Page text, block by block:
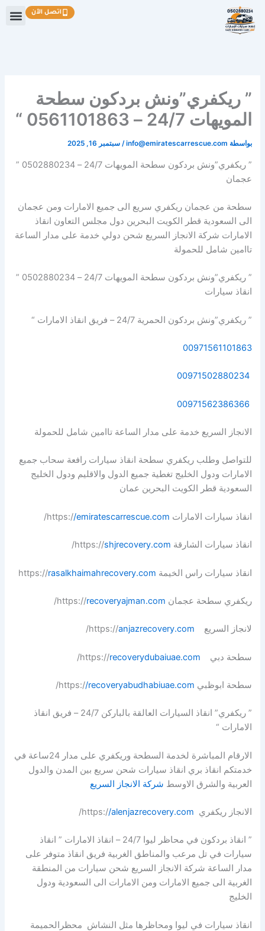
تخطي
إلى
المحتوى
اتصل الآن
” ريكفري”ونش بردكون سطحة
المويهات 24/7 – 0561101863 “
بواسطة info@emiratescarrescue.com
/سبتمبر 16, 2025
” ريكفري”ونش بردكون سطحة المويهات 24/7 – 0502880234 ”
عجمان
سطحة من عجمان ريكفري سريع الى جميع الامارات ومن عجمان
الى السعودية قطر الكويت البحرين دول مجلس التعاون انقاذ
الامارات شركة الانجاز السريع شحن دولي خدمة على مدار الساعة
تاامين شامل للحمولة
” ريكفري”ونش بردكون سطحة المويهات 24/7 – 0502880234 ”
انقاذ سيارات
” ريكفري”ونش بردكون الحمرية 24/7 – فريق انقاذ الامارات “
00971561101863
00971502880234
الانجاز السريع خدمة على مدار الساعة تاامين شامل للحمولة
للتواصل وطلب ريكفري سطحة انقاذ سيارات رافعة سحاب جميع
الامارات ودول الخليج تغطية جميع الدول والاقليم ودول الخليج
السعودية قطر الكويت البحرين عمان
انقاذ سيارات الامارات https:/ /emiratescarrescue.com
/
انقاذ سيارات الشارقة https:// shjrecovery.com
/
انقاذ سيارات راس الخيمة https:// rasalkhaimahrecovery.com
ريكفري سطحة عجمان https:// recoveryajman.com
/
لانجاز السريع https:// anjazrecovery.com
/
سطحة دبي https:// recoverydubaiuae.com
/
سطحة ابوظبي https:/ /recoveryabudhabiuae.com
/
” ريكفري” انقاذ السيارات العالقة بالباركن 24/7 – فريق انقاذ
الامارات “
الارقام المباشرة لخدمة السطحة وريكفري على مدار 24ساعة في
خدمتكم انقاذ بري انقاذ سيارات شحن سريع بين المدن والدول
العربية والشرق الاوسط شركة الانجاز السريع
الانجاز ريكفري https:/ /alenjazrecovery.com
/
” انقاذ بردكون في محاظر ليوا 24/7 – انقاذ الامارات ” انقاذ
سيارات في تل مرعب والمناطق الغربية فريق انقاذ متوفر على
مدار الساعة شركة الانجاز السريع شحن سيارات من المنطقة
الغربية الى جميع الامارات ومن الامارات الى السعودية ودول
الخليج
انقاذ سيارات في ليوا ومحاظرها مثل النشاش محظرالحميمة